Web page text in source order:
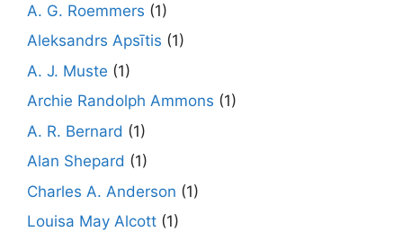
A. G. Roemmers (1)
Aleksandrs Apsītis (1)
A. J. Muste (1)
Archie Randolph Ammons (1)
A. R. Bernard (1)
Alan Shepard (1)
Charles A. Anderson (1)
Louisa May Alcott (1)